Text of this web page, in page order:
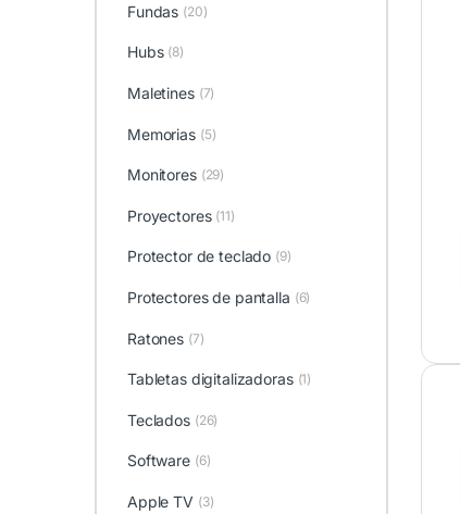
Fundas (20)
Hubs (8)
Maletines (7)
Memorias (5)
Monitores (29)
Proyectores (11)
Protector de teclado (9)
Protectores de pantalla (6)
Ratones (7)
Tabletas digitalizadoras (1)
Teclados (26)
Software (6)
Apple TV (3)